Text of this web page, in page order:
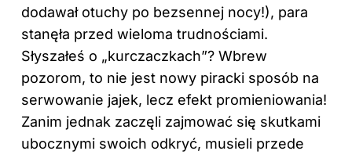
dodawał otuchy po bezsennej nocy!), para
stanęła przed wieloma trudnościami.
Słyszałeś o „kurczaczkach”? Wbrew
pozorom, to nie jest nowy piracki sposób na
serwowanie jajek, lecz efekt promieniowania!
Zanim jednak zaczęli zajmować się skutkami
ubocznymi swoich odkryć, musieli przede